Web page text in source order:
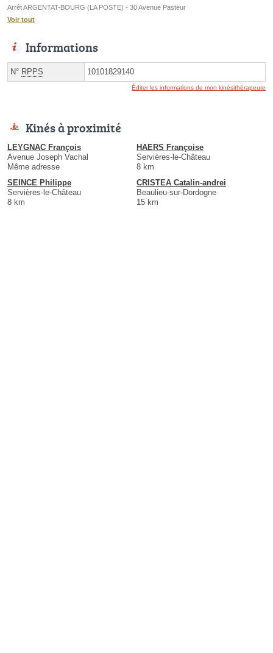
Arrêt ARGENTAT-BOURG (LA POSTE) - 30 Avenue Pasteur
Voir tout
Informations
N° RPPS 10101829140
Éditer les informations de mon kinésithérapeute
Kinés à proximité
LEYGNAC François
Avenue Joseph Vachal
Même adresse
HAERS Françoise
Servières-le-Château
8 km
SEINCE Philippe
Servières-le-Château
8 km
CRISTEA Catalin-andrei
Beaulieu-sur-Dordogne
15 km